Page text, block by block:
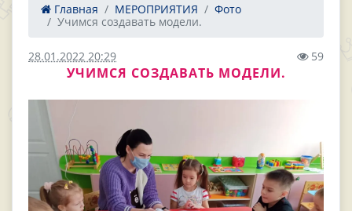
Главная МЕРОПРИЯТИЯ
Фото
Учимся создавать модели.
28.01.2022 20:29 59
УЧИМСЯ СОЗДАВАТЬ МОДЕЛИ.